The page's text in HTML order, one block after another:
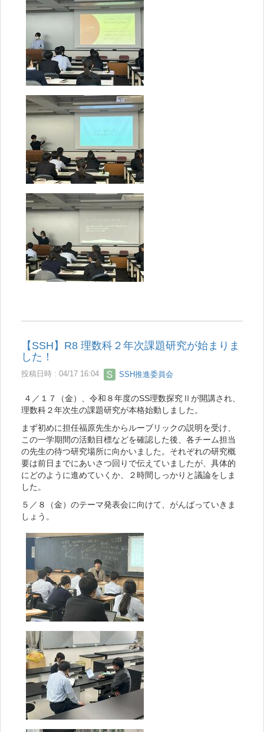
【SSH】R8 理数科２年次課題研究が始まりま
した！
投稿日時 : 04/17 16:04 SSH推進委員会
４／１７（金）、令和８年度のSS理数探究Ⅱが開講され、
理数科２年次生の課題研究が本格始動しました。
まず初めに担任福原先生からルーブリックの説明を受け、
この一学期間の活動目標などを確認した後、各チーム担当
の先生の待つ研究場所に向かいました。それぞれの研究概
要は前日までにあいさつ回りで伝えていましたが、具体的
にどのように進めていくか、２時間しっかりと議論をしま
した。
５／８（金）のテーマ発表会に向けて、がんばっていきま
しょう。